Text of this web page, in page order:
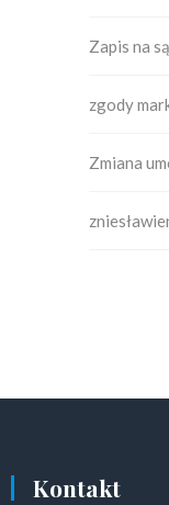
Zapis na
zgody
Zmiana
Kontakt